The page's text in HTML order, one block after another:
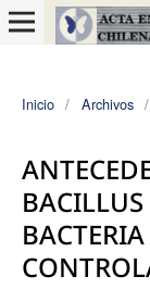
Inicio / Archivos /